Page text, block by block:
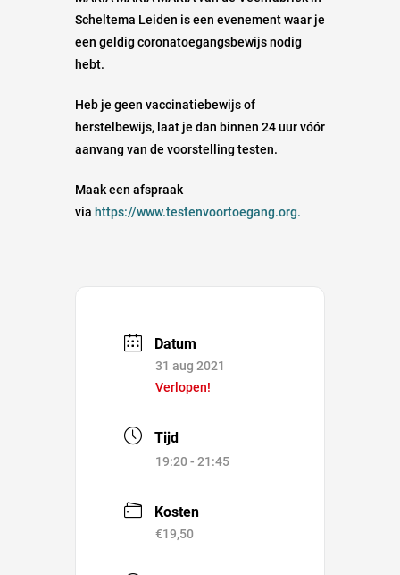
Scheltema Leiden is een evenement waar je
een geldig coronatoegangsbewijs nodig
hebt.
Heb je geen vaccinatiebewijs of
herstelbewijs, laat je dan binnen 24 uur vóór
aanvang van de voorstelling testen.
Maak een afspraak
via https://www.testenvoortoegang.org.
Datum
31 aug 2021
Verlopen!
Tijd
19:20 - 21:45
Kosten
€19,50